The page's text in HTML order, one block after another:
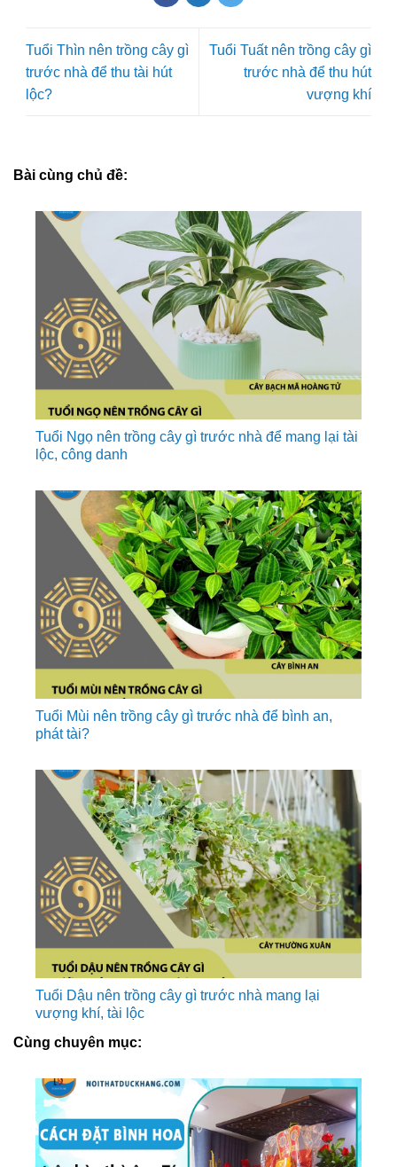
Tuổi Thìn nên trồng cây gì
trước nhà để thu tài hút
lộc?
Tuổi Tuất nên trồng cây gì
trước nhà để thu hút
vượng khí
Bài cùng chủ đề:
Tuổi Ngọ nên trồng cây gì trước nhà để mang lại tài
lộc, công danh
Tuổi Mùi nên trồng cây gì trước nhà để bình an,
phát tài?
Tuổi Dậu nên trồng cây gì trước nhà mang lại
vượng khí, tài lộc
Cùng chuyên mục: